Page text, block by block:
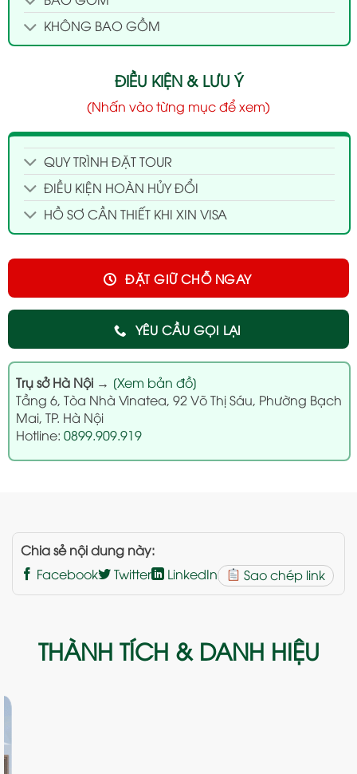
KHÔNG BAO GỒM
ĐIỀU KIỆN & LƯU Ý
(Nhấn vào từng mục để xem)
QUY TRÌNH ĐẶT TOUR
ĐIỀU KIỆN HOÀN HỦY ĐỔI
HỒ SƠ CẦN THIẾT KHI XIN VISA
YÊU CẦU GỌI LẠI
ĐẶT GIỮ CHỖ NGAY
Trụ sở Hà Nội→ [Xem bản đồ]
Tầng 6, Tòa Nhà Vinatea, 92 Võ Thị Sáu, Phường Bạch
Mai, TP. Hà Nội
Hotline: 0899.909.919
Chia sẻ nội dung này:
Facebook
Twitter LinkedIn Sao chép link
THÀNH TÍCH & DANH HIỆU